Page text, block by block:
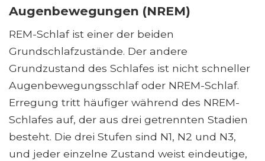
Augenbewegungen (NREM)
REM-Schlaf ist einer der beiden
Grundschlafzustände. Der andere
Grundzustand des Schlafes ist nicht schneller
Augenbewegungsschlaf oder NREM-Schlaf.
Erregung tritt häufiger während des NREM-
Schlafes auf, der aus drei getrennten Stadien
besteht. Die drei Stufen sind N1, N2 und N3,
und jeder einzelne Zustand weist eindeutige,